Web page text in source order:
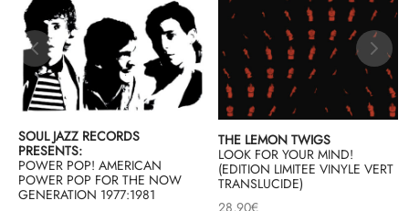
SOUL JAZZ RECORDS
PRESENTS:
POWER POP! AMERICAN
POWER POP FOR THE NOW
GENERATION 1977:1981
THE LEMON TWIGS
LOOK FOR YOUR MIND!
(EDITION LIMITEE VINYLE VERT
TRANSLUCIDE)